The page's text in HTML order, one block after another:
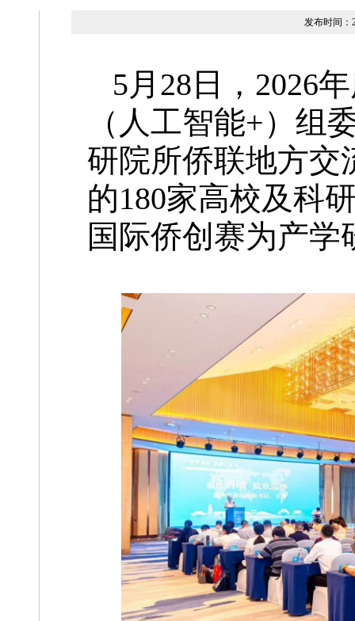
发布时间
5月28日，2026
（人工智能+）组
研院所侨联地方交
的180家高校及科
国际侨创赛为产